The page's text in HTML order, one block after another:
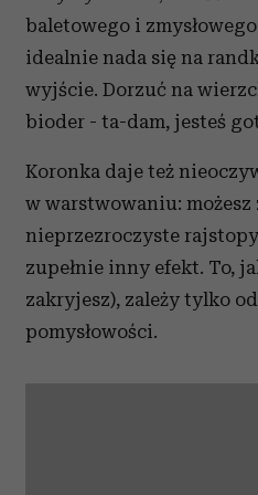
baletowego i
idealnie nada się na
wyjście. Dorzuć na
bioder - ta-dam, jesteś
Koronka daje też
w warstwowaniu: możesz
nieprzezroczyste
zupełnie inny efekt. To,
zakryjesz), zależy tylko
pomysłowości.